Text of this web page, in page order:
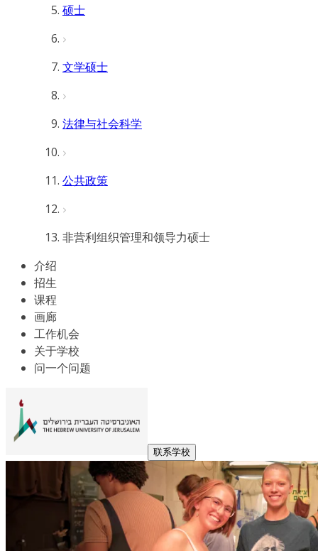
硕士
文学硕士
法律与社会科学
公共政策
非营利组织管理和领导力硕士
介绍
招生
课程
画廊
工作机会
关于学校
问一个问题
联系学校